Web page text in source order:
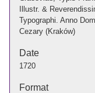
Illustr. &
Typographi. Anno
Cezary (Kraków)
Date
1720
Format